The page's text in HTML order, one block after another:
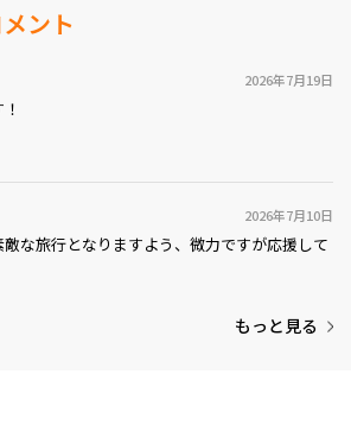
ント
2026年7月19日
2026年7月10日
な旅行となりますよう、微力ですが応援して
もっと見る